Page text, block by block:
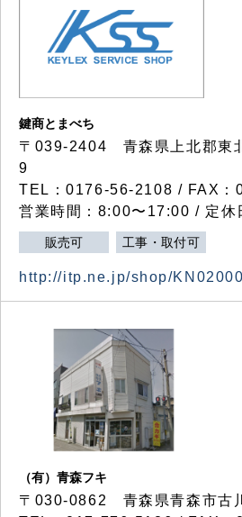
鍵商とまべち
〒039-2404 青森県上北郡東
9
TEL：0176-56-2108 / FAX：
営業時間：8:00〜17:00 / 定休
販売可 工事・取付可
http://itp.ne.jp/shop/
（有）青森フキ
〒030-0862 青森県青森市古